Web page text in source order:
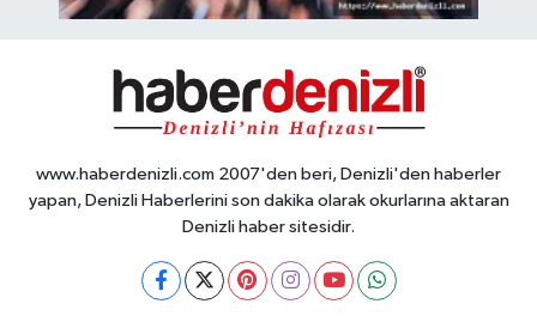
www.haberdenizli.com 2007'den beri, Denizli'den haberler
yapan, Denizli Haberlerini son dakika olarak okurlarına aktaran
Denizli haber sitesidir.